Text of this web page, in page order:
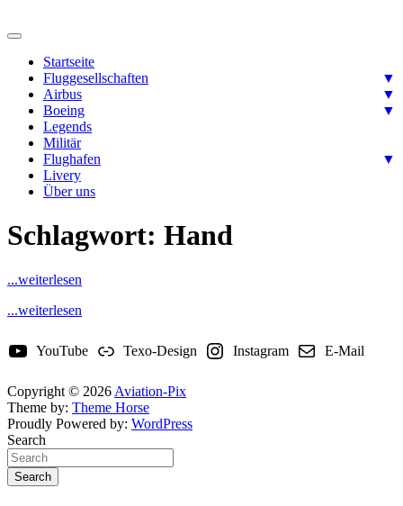
to
Aviation-Pix
Startseite
Fluggesellschaften
▼
Airbus
▼
Boeing
▼
Legends
Militär
Flughafen
▼
Livery
Über uns
Schlagwort: Hand
...weiterlesen
...weiterlesen
YouTube Texo-Design Instagram E-Mail
Copyright © 2026 Aviation-Pix
Theme by: Theme Horse
Proudly Powered by: WordPress
Search
Search